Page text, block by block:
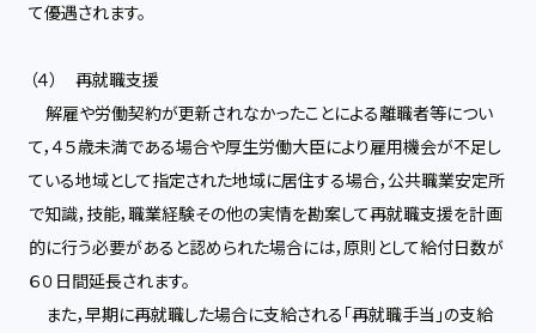
て優遇されます。
（４） 再就職支援
解雇や労働契約が更新されなかったことによる離職者等につい
て，４５歳未満である場合や厚生労働大臣により雇用機会が不足し
ている地域として指定された地域に居住する場合，公共職業安定所
で知識，技能，職業経験その他の実情を勘案して再就職支援を計画
的に行う必要があると認められた場合には，原則として給付日数が
６０日間延長されます。
また，早期に再就職した場合に支給される「再就職手当」の支給